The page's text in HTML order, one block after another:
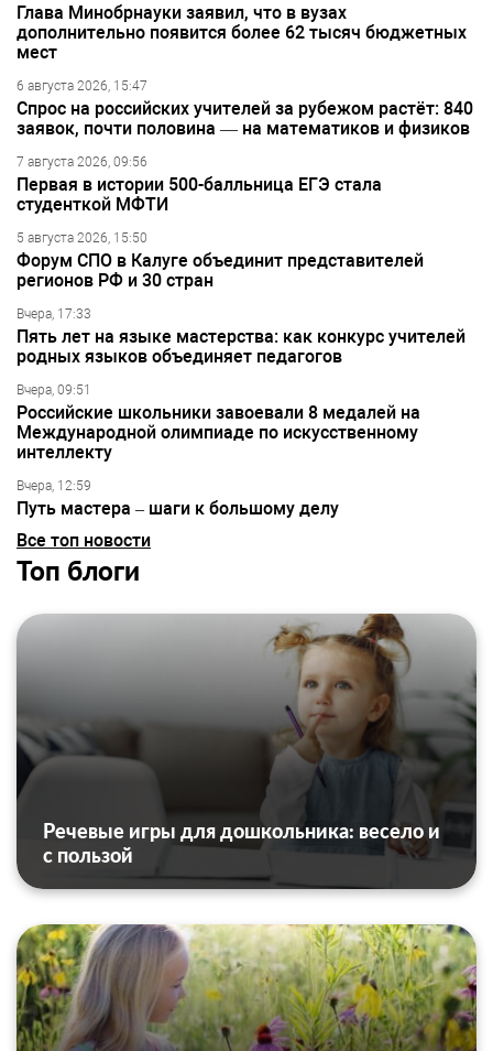
Глава Минобрнауки заявил, что в вузах
дополнительно появится более 62 тысяч бюджетных
мест
6 августа 2026, 15:47
Спрос на российских учителей за рубежом растёт: 840
заявок, почти половина — на математиков и физиков
7 августа 2026, 09:56
Первая в истории 500-балльница ЕГЭ стала
студенткой МФТИ
5 августа 2026, 15:50
Форум СПО в Калуге объединит представителей
регионов РФ и 30 стран
Вчера, 17:33
Пять лет на языке мастерства: как конкурс учителей
родных языков объединяет педагогов
Вчера, 09:51
Российские школьники завоевали 8 медалей на
Международной олимпиаде по искусственному
интеллекту
Вчера, 12:59
Путь мастера – шаги к большому делу
Все топ новости
Топ блоги
Речевые игры для дошкольника: весело и
с пользой